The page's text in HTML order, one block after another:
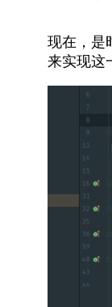
现在，是
来实现这